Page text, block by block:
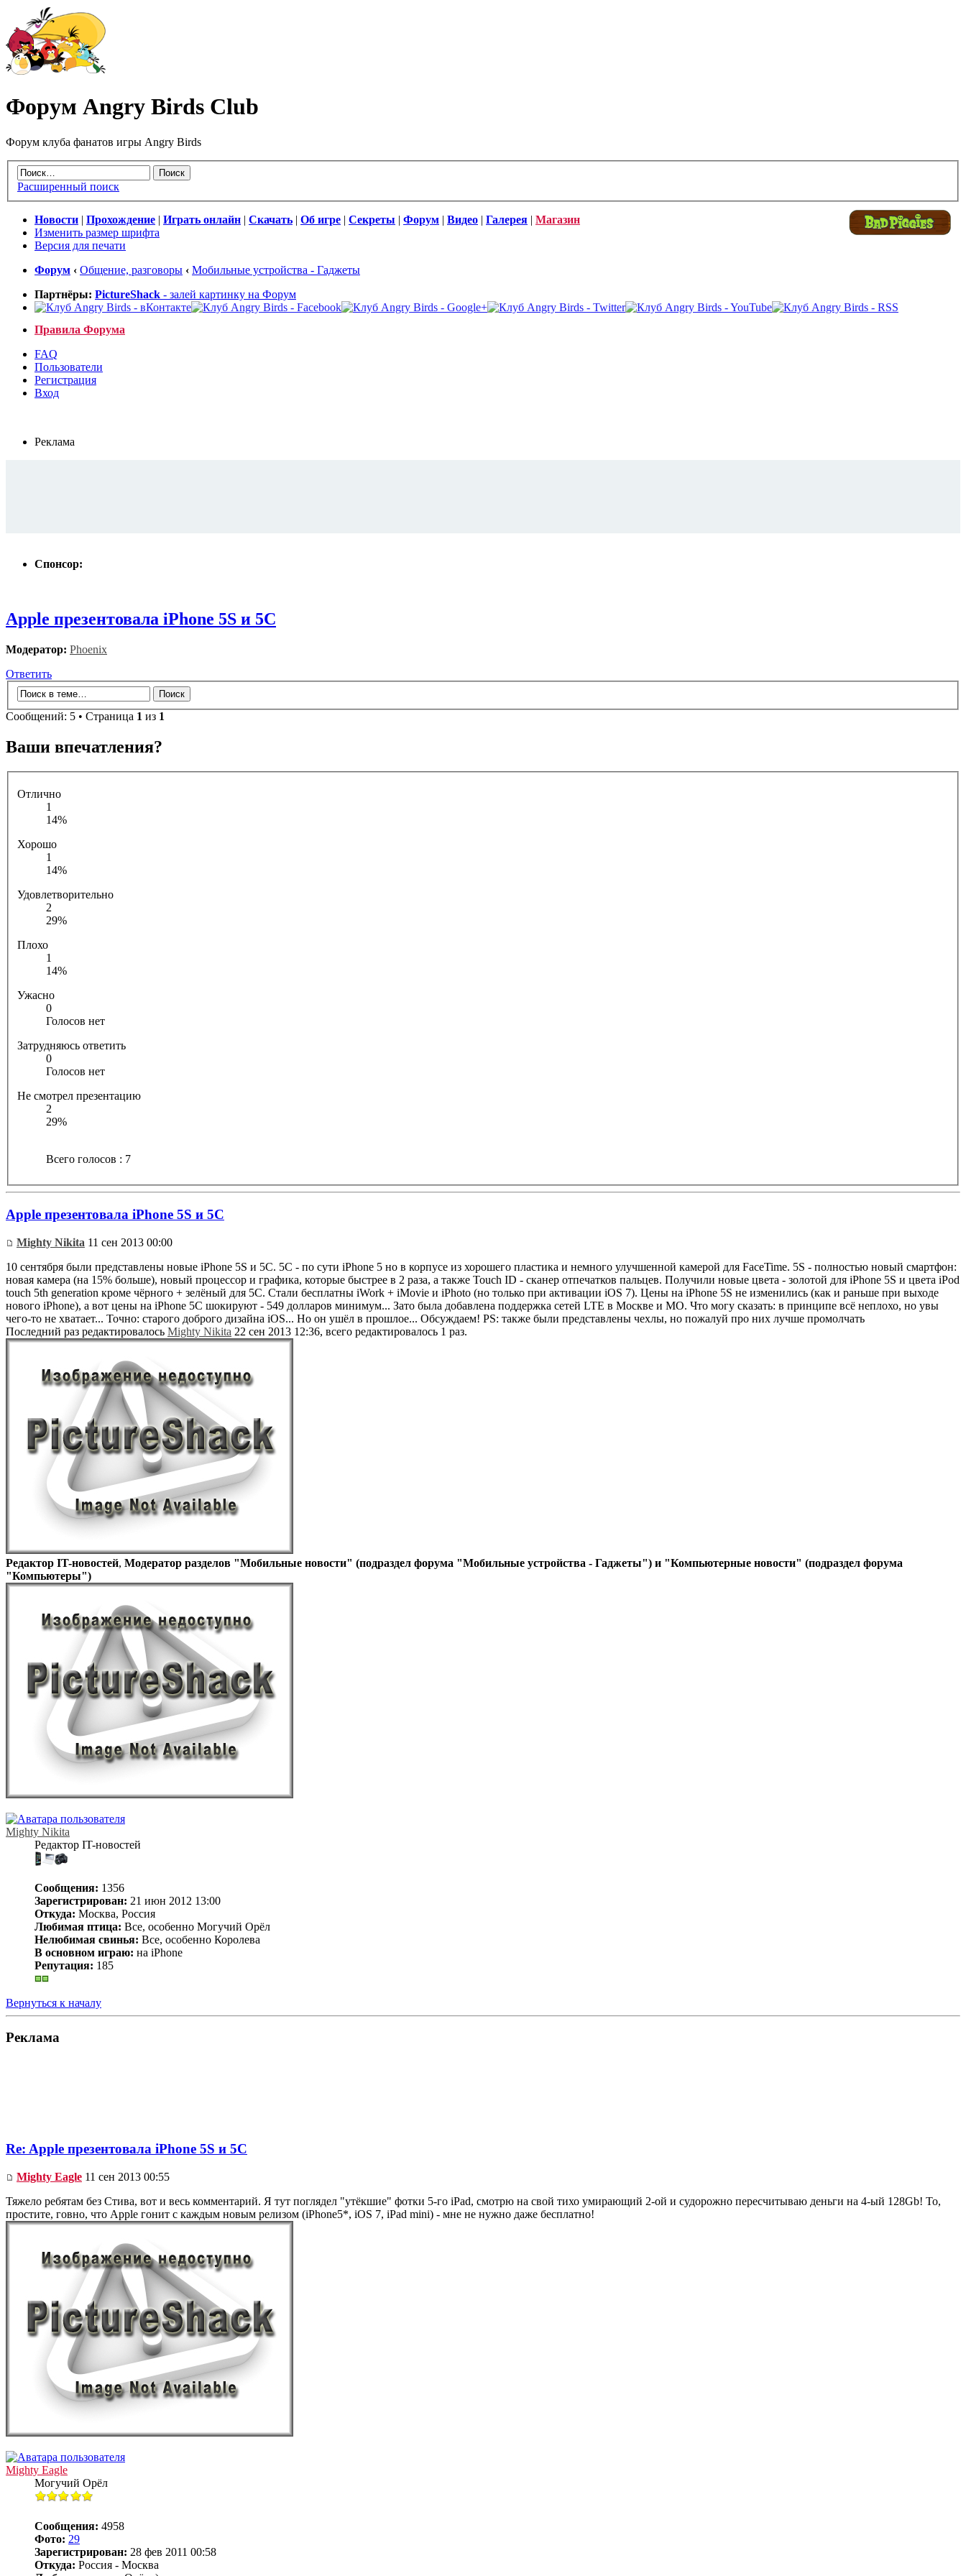
Форум Angry Birds Club
Форум клуба фанатов игры Angry Birds
Расширенный поиск
Новости Прохождение Играть онлайн Скачать Об игре Секреты Форум Видео Галерея
Магазин
Изменить размер шрифта
Версия для печати
Форум ‹ Общение, разговоры ‹ Мобильные устройства - Гаджеты
Партнёры: PictureShack - залей картинку на Форум
Правила Форума
FAQ
Пользователи
Регистрация
Вход
Реклама
Спонсор:
Apple презентовала iPhone 5S и 5C
Модератор: Phoenix
Ответить
Сообщений: 5 • Страница 1 из 1
Ваши впечатления?
Отлично
1
14%
Хорошо
1
14%
Удовлетворительно
2
29%
Плохо
1
14%
Ужасно
0
Голосов нет
Затрудняюсь ответить
0
Голосов нет
Не смотрел презентацию
2
29%
Всего голосов : 7
Apple презентовала iPhone 5S и 5C
Mighty Nikita 11 сен 2013 00:00
10 сентября были представлены новые iPhone 5S и 5C. 5С - по сути iPhone 5 но в корпусе из хорошего пластика и немного улучшенной камерой для FaceTime. 5S - полностью новый смартфон:
новая камера (на 15% больше), новый процессор и графика, которые быстрее в 2 раза, а также Touch ID - сканер отпечатков пальцев. Получили новые цвета - золотой для iPhone 5S и цвета iPod
touch 5th generation кроме чёрного + зелёный для 5С. Стали бесплатны iWork + iMovie и iPhoto (но только при активации iOS 7). Цены на iPhone 5S не изменились (как и раньше при выходе
нового iPhone), а вот цены на iPhone 5C шокируют - 549 долларов минимум... Зато была добавлена поддержка сетей LTE в Москве и МО. Что могу сказать: в принципе всё неплохо, но увы
чего-то не хватает... Точно: старого доброго дизайна iOS... Но он ушёл в прошлое... Обсуждаем! PS: также были представлены чехлы, но пожалуй про них лучше промолчать
Последний раз редактировалось Mighty Nikita 22 сен 2013 12:36, всего редактировалось 1 раз.
Редактор IT-новостей, Модератор разделов "Мобильные новости" (подраздел форума "Мобильные устройства - Гаджеты") и "Компьютерные новости" (подраздел форума
"Компьютеры")
Mighty Nikita
Редактор IT-новостей
Сообщения: 1356
Зарегистрирован: 21 июн 2012 13:00
Откуда: Москва, Россия
Любимая птица: Все, особенно Могучий Орёл
Нелюбимая свинья: Все, особенно Королева
В основном играю: на iPhone
Репутация: 185
Вернуться к началу
Реклама
Re: Apple презентовала iPhone 5S и 5C
Mighty Eagle 11 сен 2013 00:55
Тяжело ребятам без Стива, вот и весь комментарий. Я тут поглядел "утёкшие" фотки 5-го iPad, смотрю на свой тихо умирающий 2-ой и судорожно пересчитываю деньги на 4-ый 128Gb! То,
простите, говно, что Apple гонит с каждым новым релизом (iPhone5*, iOS 7, iPad mini) - мне не нужно даже бесплатно!
Mighty Eagle
Могучий Орёл
Сообщения: 4958
Фото: 29
Зарегистрирован: 28 фев 2011 00:58
Откуда: Россия - Москва